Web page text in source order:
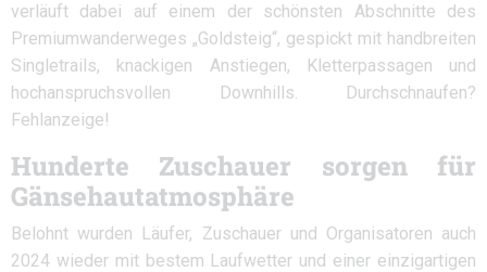
verläuft dabei auf einem der schönsten Abschnitte des
Premiumwanderweges „Goldsteig“, gespickt mit handbreiten
Singletrails, knackigen Anstiegen, Kletterpassagen und
hochanspruchsvollen Downhills. Durchschnaufen?
Fehlanzeige!
Hunderte Zuschauer sorgen für
Gänsehautatmosphäre
Belohnt wurden Läufer, Zuschauer und Organisatoren auch
2024 wieder mit bestem Laufwetter und einer einzigartigen